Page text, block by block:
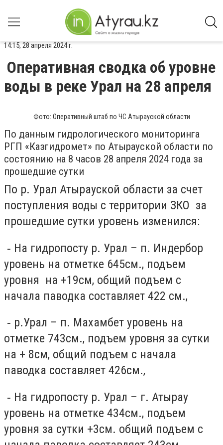
14:15, 28 апреля 2024 г.
Оперативная сводка об уровне
воды в реке Урал на 28 апреля
Фото: Оперативный штаб по ЧС Атырауской области
По данным гидрологического мониторинга
РГП «Казгидромет» по Атырауской области по
состоянию на 8 часов 28 апреля 2024 года за
прошедшие сутки
По р. Урал Атырауской области за счет
поступления воды с территории ЗКО за
прошедшие сутки уровень изменился:
⁃ На гидропосту р. Урал – п. Индербор
уровень на отметке 645см., подъем
уровня на +19см, общий подъем с
начала паводка составляет 422 см.,
⁃ р.Урал – п. Махамбет уровень на
отметке 743см., подъем уровня за сутки
на + 8см, общий подъем с начала
паводка составляет 426см.,
⁃ На гидропосту р. Урал – г. Атырау
уровень на отметке 434см., подъем
уровня за сутки +3см. общий подъем с